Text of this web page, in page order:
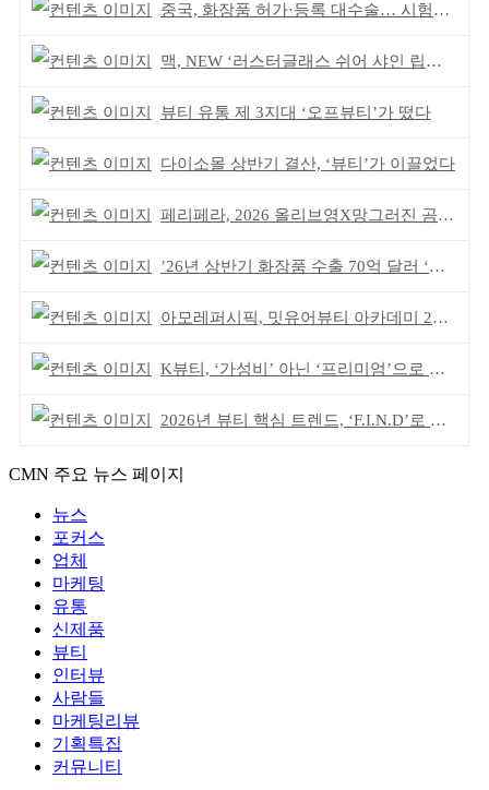
중국, 화장품 허가·등록 대수술… 시험자료 공용 허용
맥, NEW ‘러스터글래스 쉬어 샤인 립스틱’ 출시
뷰티 유통 제 3지대 ‘오프뷰티’가 떴다
다이소몰 상반기 결산, ‘뷰티’가 이끌었다
페리페라, 2026 올리브영X망그러진 곰 콜라보
’26년 상반기 화장품 수출 70억 달러 ‘역대 최고’
아모레퍼시픽, 밋유어뷰티 아카데미 2기 발대식
K뷰티, ‘가성비’ 아닌 ‘프리미엄’으로 승부걸어야
2026년 뷰티 핵심 트렌드, ‘F.I.N.D’로 읽는다
CMN 주요 뉴스 페이지
뉴스
포커스
업체
마케팅
유통
신제품
뷰티
인터뷰
사람들
마케팅리뷰
기획특집
커뮤니티